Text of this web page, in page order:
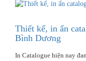
Thiết kế, in ấn
Bình Dương
In Catalogue hiện nay